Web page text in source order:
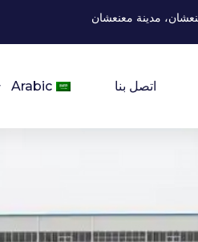
مدينة معنعشان
اتصل بنا Arabic